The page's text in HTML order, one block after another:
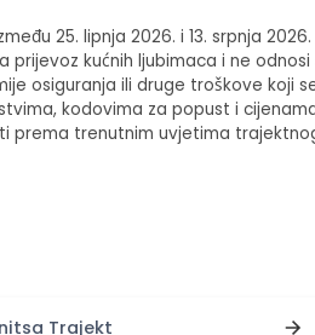
25. lipnja 2026. i 13. srpnja
kućnih ljubimaca i ne
osiguranja ili druge troškove
kodovima za popust i
trenutnim uvjetima
Trajekt